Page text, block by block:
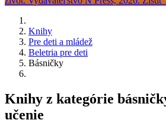
Knihy
Pre deti a mládež
Beletria pre deti
Básničky
Knihy z kategórie
učenie